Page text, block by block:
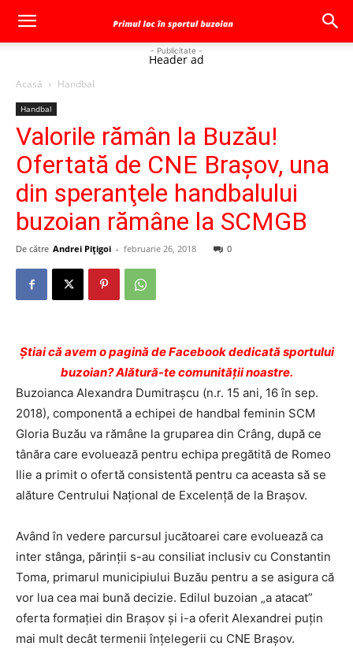
- Publicitate -
Header ad
Acasă Handbal
Handbal
Valorile rămân la Buzău!
Ofertată de CNE Braşov, una
din speranţele handbalului
buzoian rămâne la SCMGB
De către Andrei Pițigoi - februarie 26, 2018 0
Ştiai că avem o pagină de Facebook dedicată sportului
buzoian? Alătură-te comunității noastre.
Buzoianca Alexandra Dumitraşcu (n.r. 15 ani, 16 în sep.
2018), componentă a echipei de handbal feminin SCM
Gloria Buzău va rămâne la gruparea din Crâng, după ce
tânăra care evoluează pentru echipa pregătită de Romeo
Ilie a primit o ofertă consistentă pentru ca aceasta să se
alăture Centrului Naţional de Excelenţă de la Braşov.
Având în vedere parcursul jucătoarei care evoluează ca
inter stânga, părinţii s-au consiliat inclusiv cu Constantin
Toma, primarul municipiului Buzău pentru a se asigura că
vor lua cea mai bună decizie. Edilul buzoian „a atacat”
oferta formaţiei din Braşov şi i-a oferit Alexandrei puţin
mai mult decât termenii înţelegerii cu CNE Braşov.